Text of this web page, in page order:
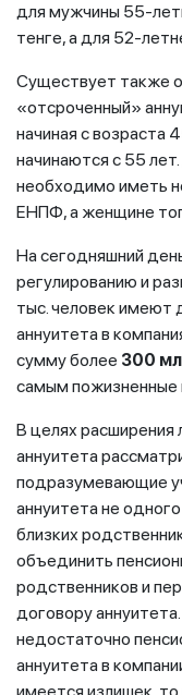
для мужчины 55-
тенге, а для 52-
Существует также
«отсроченный»
начиная с возраста
начинаются с 55
необходимо иметь
ЕНПФ, а женщине
На сегодняшний
регулированию и
тыс. человек имеют
аннуитета в
сумму более 300
самым пожизненные
В целях расширения
аннуитета
подразумевающие
аннуитета не
близких
объединить
родственников и
договору
недостаточно
аннуитета в